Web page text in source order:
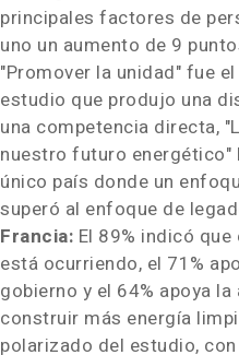
principales factores de
uno un aumento de 9
"Promover la unidad" fue
estudio que produjo una
una competencia directa,
nuestro futuro energético"
único país donde un
superó al enfoque de
Francia: El 89% indicó
está ocurriendo, el 71%
gobierno y el 64% apoya
construir más energía
polarizado del estudio,